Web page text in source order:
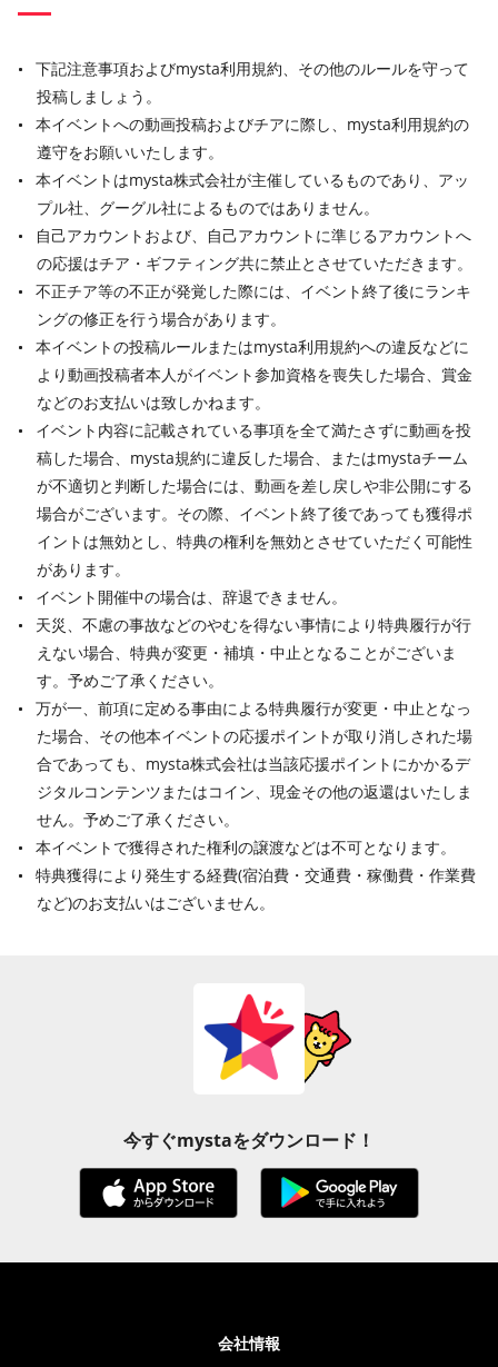
下記注意事項およびmysta利用規約、その他のルールを守って
投稿しましょう。
本イベントへの動画投稿およびチアに際し、mysta利用規約の
遵守をお願いいたします。
本イベントはmysta株式会社が主催しているものであり、アッ
プル社、グーグル社によるものではありません。
自己アカウントおよび、自己アカウントに準じるアカウントへ
の応援はチア・ギフティング共に禁止とさせていただきます。
不正チア等の不正が発覚した際には、イベント終了後にランキ
ングの修正を行う場合があります。
本イベントの投稿ルールまたはmysta利用規約への違反などに
より動画投稿者本人がイベント参加資格を喪失した場合、賞金
などのお支払いは致しかねます。
イベント内容に記載されている事項を全て満たさずに動画を投
稿した場合、mysta規約に違反した場合、またはmystaチーム
が不適切と判断した場合には、動画を差し戻しや非公開にする
場合がございます。その際、イベント終了後であっても獲得ポ
イントは無効とし、特典の権利を無効とさせていただく可能性
があります。
イベント開催中の場合は、辞退できません。
天災、不慮の事故などのやむを得ない事情により特典履行が行
えない場合、特典が変更・補填・中止となることがございま
す。予めご了承ください。
万が一、前項に定める事由による特典履行が変更・中止となっ
た場合、その他本イベントの応援ポイントが取り消しされた場
合であっても、mysta株式会社は当該応援ポイントにかかるデ
ジタルコンテンツまたはコイン、現金その他の返還はいたしま
せん。予めご了承ください。
本イベントで獲得された権利の譲渡などは不可となります。
特典獲得により発生する経費(宿泊費・交通費・稼働費・作業費
など)のお支払いはございません。
今すぐmystaをダウンロード！
会社情報